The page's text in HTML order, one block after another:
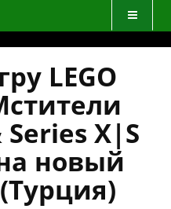
LEGO
X|S
новый